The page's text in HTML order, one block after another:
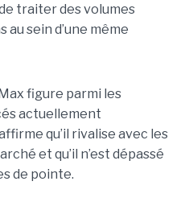
traiter des volumes
sein d’une même
figure parmi les
actuellement
qu’il rivalise avec les
et qu’il n’est dépassé
de pointe.